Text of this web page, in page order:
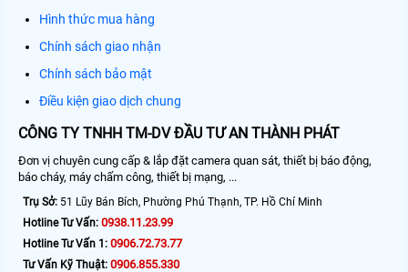
Hình thức mua hàng
Chính sách giao nhận
Chính sách bảo mật
Điều kiện giao dịch chung
CÔNG TY TNHH TM-DV ĐẦU TƯ AN THÀNH PHÁT
Đơn vị chuyên cung cấp & lắp đặt camera quan sát, thiết bị báo động,
báo cháy, máy chấm công, thiết bị mạng, ...
Trụ Sở: 51 Lũy Bán Bích, Phường Phú Thạnh, TP. Hồ Chí Minh
Hotline Tư Vấn: 0938.11.23.99
Hotline Tư Vấn 1: 0906.72.73.77
Tư Vấn Kỹ Thuật: 0906.855.330